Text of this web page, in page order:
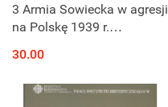
3 Armia Sowiecka w agresji
na Polskę 1939 r.
sprawozdawczy)
30.00